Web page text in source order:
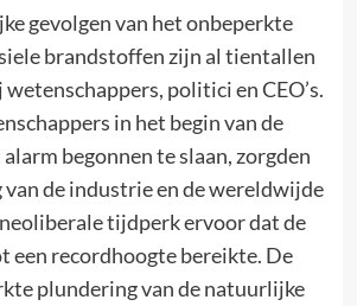
gevolgen van het onbeperkte
brandstoffen zijn al tientallen
politici en CEO’s.
in het begin van de
begonnen te slaan, zorgden
de industrie en de wereldwijde
tijdperk ervoor dat de
recordhoogte bereikte. De
plundering van de natuurlijke